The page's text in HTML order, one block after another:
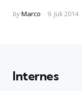
Posted
byMarco 9. Juli 2014
Internes